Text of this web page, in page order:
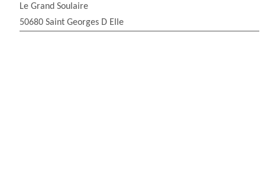
Le Grand Soulaire
50680 Saint Georges D Elle